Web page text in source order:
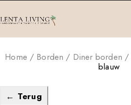
Home / Borden / Diner borden /
blauw
← Terug